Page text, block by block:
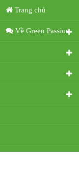
Trang chủ
Về Green Passion